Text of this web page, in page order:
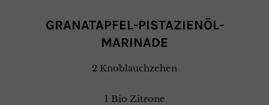
GRANATAPFEL-PISTAZIENÖL-
MARINADE
2 Knoblauchzehen
1 Bio Zitrone